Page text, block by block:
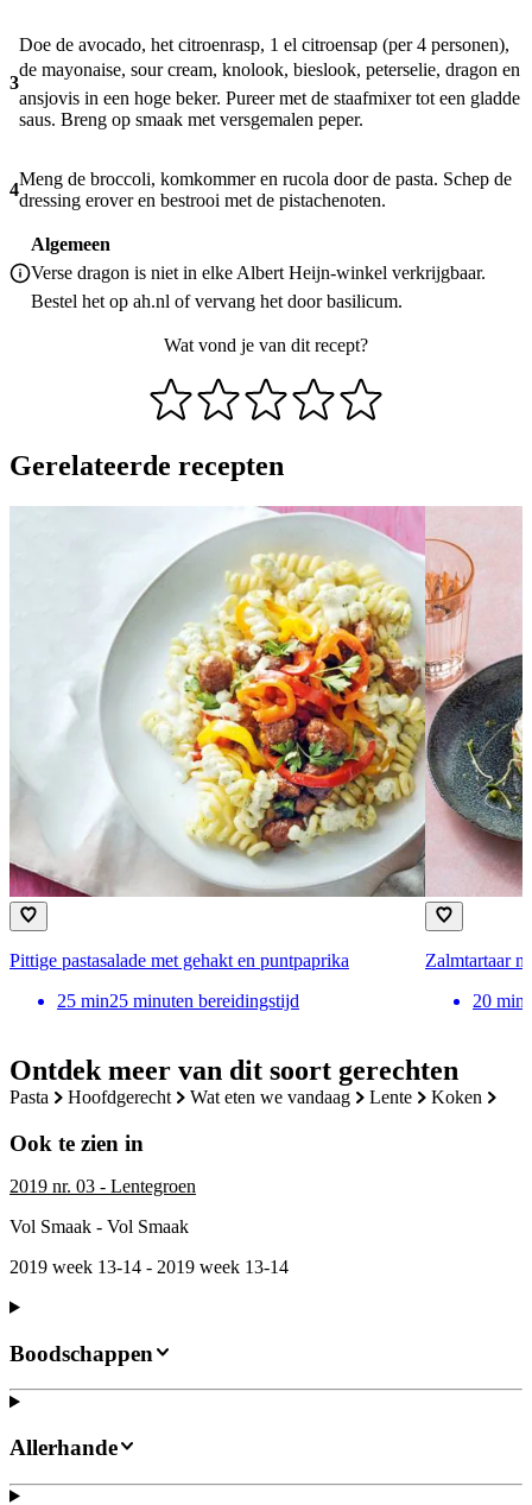
Ontdek meer van dit soort gerechten
pasta hoofdgerecht wat eten we vandaag lente koken
Ook te zien in
2019 nr. 03 - Lentegroen
Vol Smaak - Vol Smaak
2019 week 13-14 - 2019 week 13-14
3
Doe de avocado, het citroenrasp, 1 el citroensap (per 4 personen),
de mayonaise, sour cream, knolook, bieslook, peterselie, dragon en
ansjovis in een hoge beker. Pureer met de staafmixer tot een gladde
saus. Breng op smaak met versgemalen peper.
4
Meng de broccoli, komkommer en rucola door de pasta. Schep de
dressing erover en bestrooi met de pistachenoten.
Algemeen
Verse dragon is niet in elke Albert Heijn-winkel verkrijgbaar.
Bestel het op ah.nl of vervang het door basilicum.
Wat vond je van dit recept?
Gerelateerde recepten
Pittige pastasalade met gehakt en puntpaprika
25 min25 minuten bereidingstijd
Zalmtartaar
20 min
Boodschappen
Allerhande